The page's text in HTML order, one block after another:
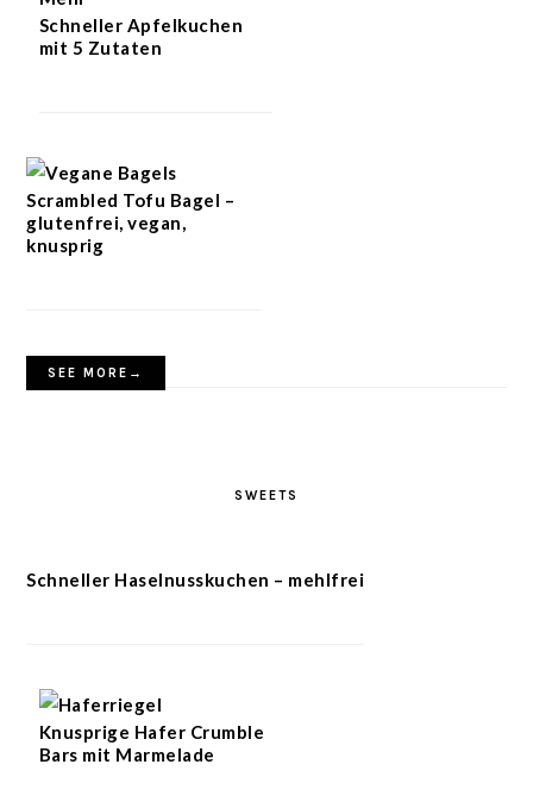
Schneller Apfelkuchen
mit 5 Zutaten
Scrambled Tofu Bagel –
glutenfrei, vegan,
knusprig
SEE MORE→
SWEETS
Schneller Haselnusskuchen – mehlfrei
Knusprige Hafer Crumble
Bars mit Marmelade